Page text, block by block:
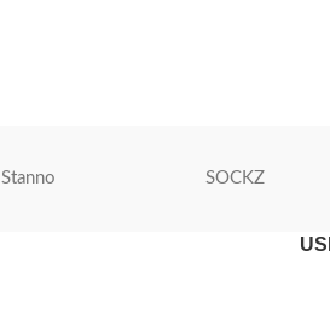
Stanno SOCKZ